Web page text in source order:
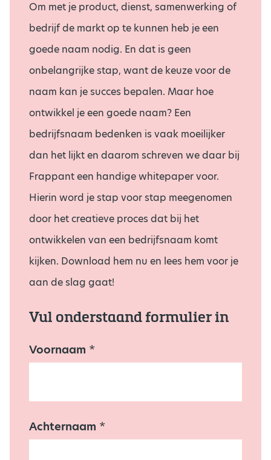
Om met je product, dienst, samenwerking of
bedrijf de markt op te kunnen heb je een
goede naam nodig. En dat is geen
onbelangrijke stap, want de keuze voor de
naam kan je succes bepalen. Maar hoe
ontwikkel je een goede naam? Een
bedrijfsnaam bedenken is vaak moeilijker
dan het lijkt en daarom schreven we daar bij
Frappant een handige whitepaper voor.
Hierin word je stap voor stap meegenomen
door het creatieve proces dat bij het
ontwikkelen van een bedrijfsnaam komt
kijken. Download hem nu en lees hem voor je
aan de slag gaat!
Vul onderstaand formulier in
Voornaam *
Achternaam *
e
-
a
d
r